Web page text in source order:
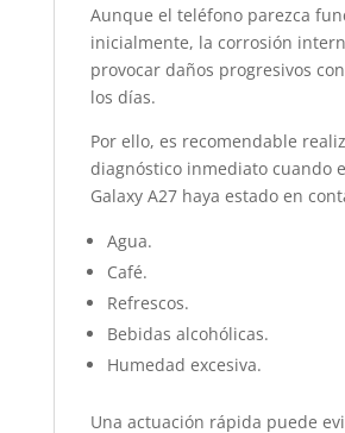
Aunque el teléfono parezca
inicialmente, la corrosión
provocar daños progresivos
los días.
Por ello, es recomendable
diagnóstico inmediato cuando
Galaxy A27 haya estado en
Agua.
Café.
Refrescos.
Bebidas alcohólicas.
Humedad excesiva.
Una actuación rápida puede